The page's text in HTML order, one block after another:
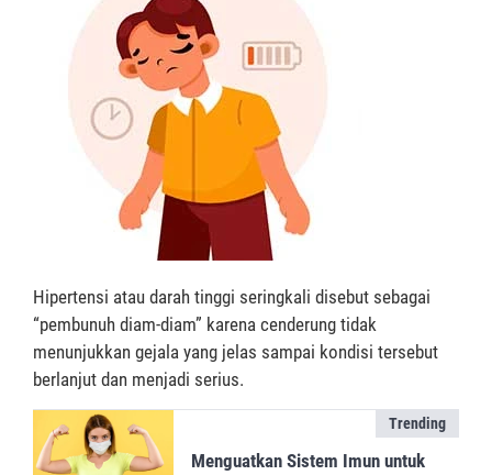
Hipertensi atau darah tinggi seringkali disebut sebagai
“pembunuh diam-diam” karena cenderung tidak
menunjukkan gejala yang jelas sampai kondisi tersebut
berlanjut dan menjadi serius.
Trending
Menguatkan Sistem Imun untuk